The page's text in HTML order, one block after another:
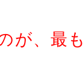
が、最も